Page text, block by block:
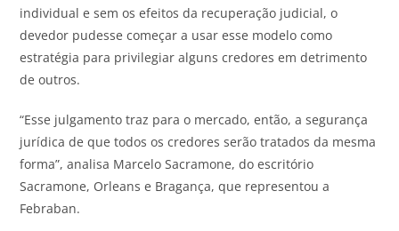
individual e sem os efeitos da recuperação judicial, o
devedor pudesse começar a usar esse modelo como
estratégia para privilegiar alguns credores em detrimento
de outros.
“Esse julgamento traz para o mercado, então, a segurança
jurídica de que todos os credores serão tratados da mesma
forma”, analisa Marcelo Sacramone, do escritório
Sacramone, Orleans e Bragança, que representou a
Febraban.